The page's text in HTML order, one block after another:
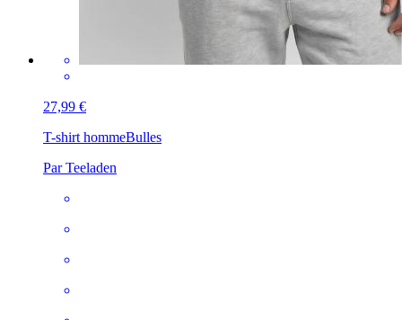
27,99 €
T-shirt hommeBulles
Par Teeladen